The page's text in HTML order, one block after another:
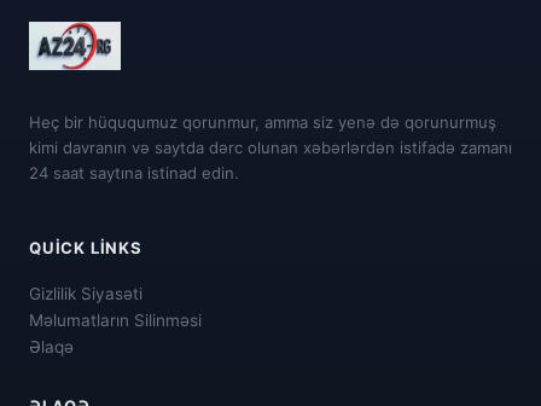
Heç bir hüququmuz qorunmur, amma siz yenə də qorunurmuş
kimi davranın və saytda dərc olunan xəbərlərdən istifadə zamanı
24 saat saytına istinad edin.
QUICK LINKS
Gizlilik Siyasəti
Məlumatların Silinməsi
Əlaqə